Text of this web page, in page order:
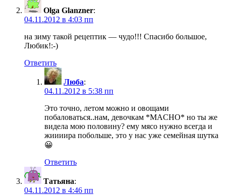
Olga Glanzner:
04.11.2012 в 4:03 пп
на зиму такой рецептик — чудо!!! Спасибо большое,
Любик!:-)
Ответить
Люба:
04.11.2012 в 5:38 пп
Это точно, летом можно и овощами
побаловаться..нам, девочкам *MACHO* но ты же
видела мою половину? ему мясо нужно всегда и
жиииира побольше, это у нас уже семейная шутка
😀
Ответить
Татьяна:
04.11.2012 в 4:46 пп